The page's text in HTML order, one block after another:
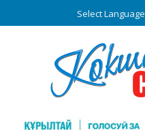
Select Language